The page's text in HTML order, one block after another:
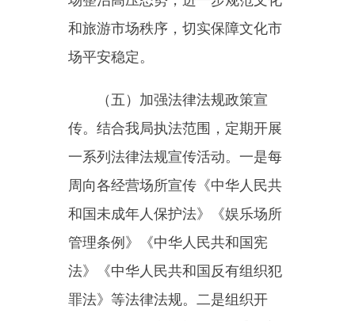
接受现场咨询等方式向群众宣传与
旅行社车辆资质、交通事故预防工
作宣传和民法典普法宣传等活
放“不合理低价游”“旅游安全小知
识”“6.26禁毒宣传日”认真开组织开
展全民禁毒宣传教育活动“宣传未
成年人保护法”“119全国第32个消
防宣传日”“预防为主、生命至上”为